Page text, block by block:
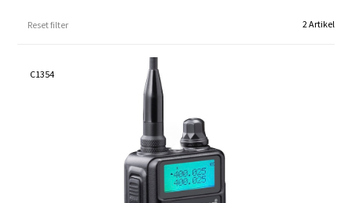
Reset filter 2 Artikel
C1354